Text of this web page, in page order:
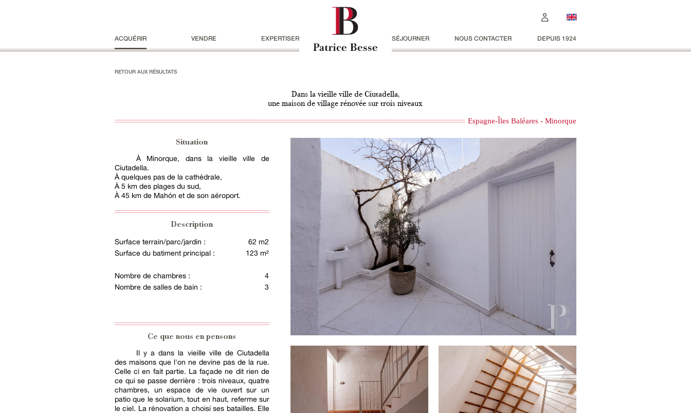
ACQUÉRIR VENDRE EXPERTISER SÉJOURNER NOUS CONTACTER DEPUIS 1924
RETOUR AUX RÉSULTATS
Dans la vieille ville de Ciutadella,
une maison de village rénovée sur trois niveaux
Espagne-Îles Baléares - Minorque
Situation
À Minorque, dans la vieille ville de
Ciutadella.
À quelques pas de la cathédrale,
À 5 km des plages du sud,
À 45 km de Mahón et de son aéroport.
Description
Surface terrain/parc/jardin :
62 m2
Surface du batiment principal :
123 m²
Nombre de chambres :
4
Nombre de salles de bain :
3
Ce que nous en pensons
Il y a dans la vieille ville de Ciutadella
des maisons que l'on ne devine pas de la rue.
Celle ci en fait partie. La façade ne dit rien de
ce qui se passe derrière : trois niveaux, quatre
chambres, un espace de vie ouvert sur un
patio que le solarium, tout en haut, referme sur
le ciel. La rénovation a choisi ses batailles. Elle